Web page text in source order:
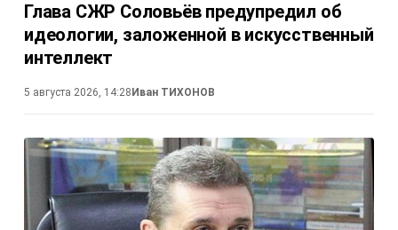
Глава СЖР Соловьёв предупредил об
идеологии, заложенной в искусственный
интеллект
5 августа 2026, 14:28 Иван ТИХОНОВ